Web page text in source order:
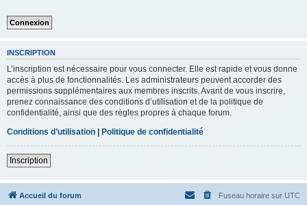
INSCRIPTION
L’inscription est nécessaire pour vous connecter. Elle est rapide et vous donne
accès à plus de fonctionnalités. Les administrateurs peuvent accorder des
permissions supplémentaires aux membres inscrits. Avant de vous inscrire,
prenez connaissance des conditions d’utilisation et de la politique de
confidentialité, ainsi que des règles propres à chaque forum.
Conditions d’utilisation | Politique de confidentialité
Inscription
Accueil du forum Fuseau horaire sur UTC